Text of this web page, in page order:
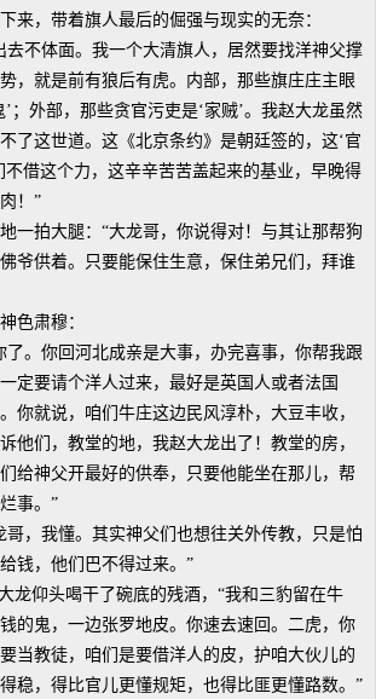
来，带着旗人最后的倔强与现实的无奈：
去不体面。我一个大清旗人，居然要找洋神父撑
，就是前有狼后有虎。内部，那些旗庄庄主眼
；外部，那些贪官污吏是‘家贼’。我赵大龙虽然
了这世道。这《北京条约》是朝廷签的，这‘官
不借这个力，这辛辛苦苦盖起来的基业，早晚得
！”
一拍大腿：“大龙哥，你说得对！与其让那帮狗
爷供着。只要能保住生意，保住弟兄们，拜谁
色肃穆：
了。你回河北成亲是大事，办完喜事，你帮我跟
定要请个洋人过来，最好是英国人或者法国
你就说，咱们牛庄这边民风淳朴，大豆丰收，
他们，教堂的地，我赵大龙出了！教堂的房，
给神父开最好的供奉，只要他能坐在那儿，帮
事。”
哥，我懂。其实神父们也想往关外传教，只是怕
钱，他们巴不得过来。”
龙仰头喝干了碗底的残酒，“我和三豹留在牛
的鬼，一边张罗地皮。你速去速回。二虎，你
当教徒，咱们是要借洋人的皮，护咱大伙儿的
稳，得比官儿更懂规矩，也得比匪更懂路数。”